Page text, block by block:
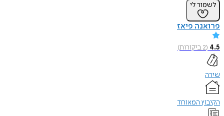
לשמור לי
פרואנה פיאז
4.5
(
2ביקורות)
שירה
הקיבוץ המאוחד